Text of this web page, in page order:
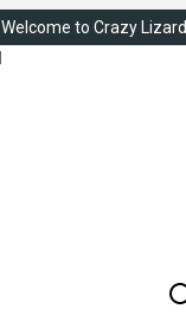
Welcome to Crazy Lizard